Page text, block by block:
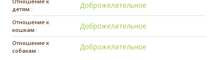
детям :
Доброжелательное
Отношение к
кошкам :
Доброжелательное
Отношение к
собакам :
Доброжелательное